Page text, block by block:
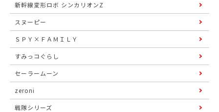
新幹線変形ロボ シンカリオンZ
スヌーピー
ＳＰＹ×ＦＡＭＩＬＹ
すみっコぐらし
セーラームーン
zeroni
戦隊シリーズ